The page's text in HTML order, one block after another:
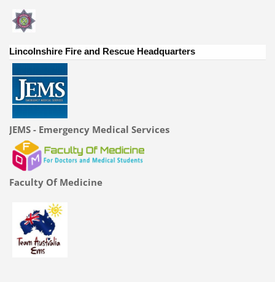
Lincolnshire Fire and Rescue Headquarters
JEMS - Emergency Medical Services
Faculty Of Medicine